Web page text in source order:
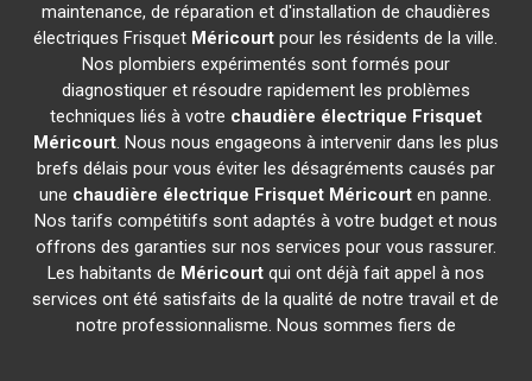
maintenance, de réparation et d'installation de chaudières
électriques Frisquet Méricourt pour les résidents de la ville.
Nos plombiers expérimentés sont formés pour
diagnostiquer et résoudre rapidement les problèmes
techniques liés à votre chaudière électrique Frisquet
Méricourt. Nous nous engageons à intervenir dans les plus
brefs délais pour vous éviter les désagréments causés par
une chaudière électrique Frisquet Méricourt en panne.
Nos tarifs compétitifs sont adaptés à votre budget et nous
offrons des garanties sur nos services pour vous rassurer.
Les habitants de Méricourtqui ont déjà fait appel à nos
services ont été satisfaits de la qualité de notre travail et de
notre professionnalisme. Nous sommes fiers de